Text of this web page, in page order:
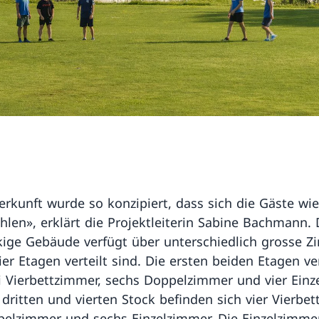
wurde so konzipiert, dass sich die Gäste
erklärt die Projektleiterin Sabine Bachmann.
Gebäude verfügt über unterschiedlich grosse
Etagen verteilt sind. Die ersten beiden Etagen
sechs Doppelzimmer und vier
und vierten Stock befinden sich vier